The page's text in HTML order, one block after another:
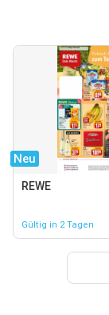
Neu
REWE
Gültig in 2 Tagen